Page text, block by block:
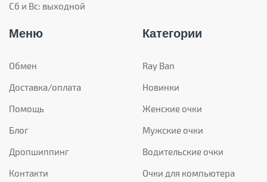
Сб и Вс: выходной
Меню
Обмен
Доставка/оплата
Помощь
Блог
Дропшиппинг
Контакти
Категории
Ray Ban
Новинки
Женские очки
Мужские очки
Водительские очки
Очки для компьютера